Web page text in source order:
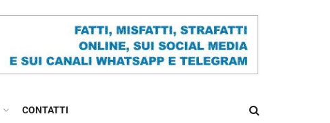
CONTATTI